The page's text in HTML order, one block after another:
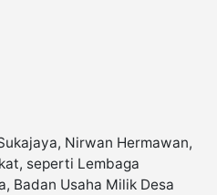
Nirwan Hermawan,
seperti Lembaga
Badan Usaha Milik Desa